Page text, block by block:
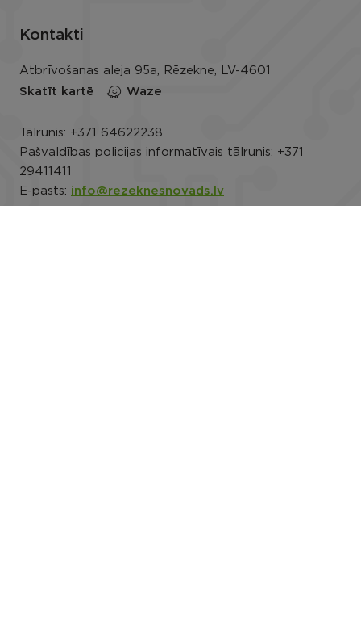
Kontakti
Atbrīvošanas aleja 95a, Rēzekne, LV-4601
Skatīt kartē
Waze
Tālrunis: +371 64622238
Pašvaldības policijas informatīvais tālrunis: +371
29411411
E-pasts: info@rezeknesnovads.lv